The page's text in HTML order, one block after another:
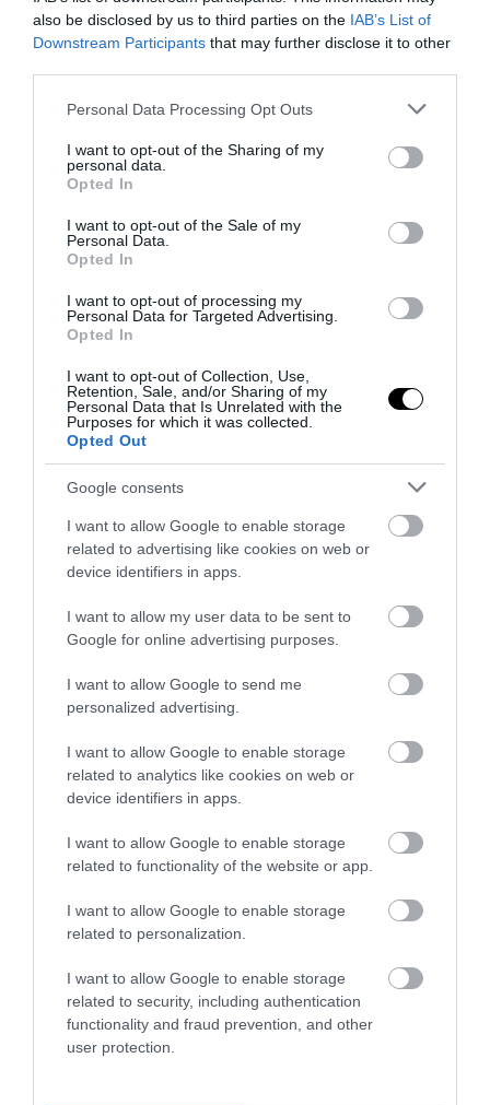
also be disclosed by us to third parties on the IAB’s List of
Downstream Participants that may further disclose it to other
Please note that this website/app uses one or more Google
not limited to your visit or usage behaviour. You may click to
grant or deny consent to Google and its third-party tags to
use your data for below specified purposes in below Google
consent section.
Personal Data Processing Opt Outs
I want to opt-out of the Sharing of my
personal data.
Opted In
I want to opt-out of the Sale of my
Personal Data.
Opted In
I want to opt-out of processing my
Personal Data for Targeted Advertising.
Opted In
I want to opt-out of Collection, Use,
Retention, Sale, and/or Sharing of my
Personal Data that Is Unrelated with the
Purposes for which it was collected.
Opted Out
Google consents
I want to allow Google to enable storage
related to advertising like cookies on web or
device identifiers in apps.
I want to allow my user data to be sent to
Google for online advertising purposes.
I want to allow Google to send me
personalized advertising.
I want to allow Google to enable storage
related to analytics like cookies on web or
device identifiers in apps.
I want to allow Google to enable storage
related to functionality of the website or app.
I want to allow Google to enable storage
related to personalization.
I want to allow Google to enable storage
related to security, including authentication
functionality and fraud prevention, and other
user protection.